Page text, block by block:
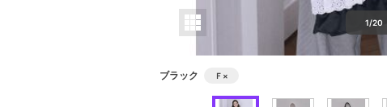
1/20
ブラック Ｆ ×